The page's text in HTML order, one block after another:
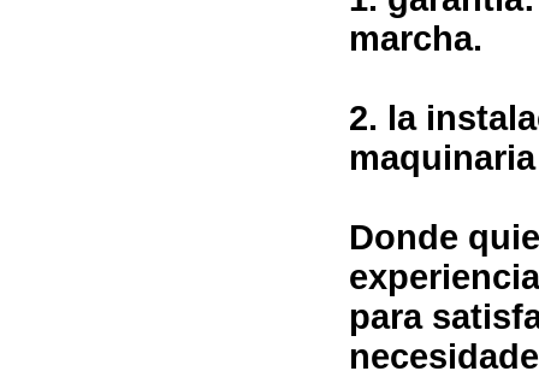
marcha.
2. la
Donde
para